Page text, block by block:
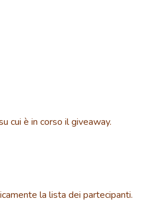
cui è in corso il giveaway.
la lista dei partecipanti.